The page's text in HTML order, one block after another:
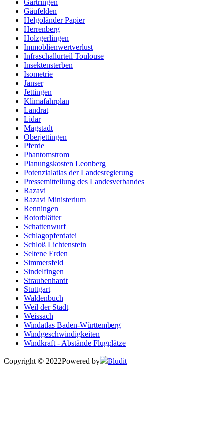
Gärtringen
Gäufelden
Helgoländer Papier
Herrenberg
Holzgerlingen
Immoblienwertverlust
Infraschallurteil Toulouse
Insektensterben
Isometrie
Janser
Jettingen
Klimafahrplan
Landrat
Lidar
Magstadt
Oberjettingen
Pferde
Phantomstrom
Planungskosten Leonberg
Potenzialatlas der Landesregierung
Pressemitteilung des Landesverbandes
Razavi
Razavi Ministerium
Renningen
Rotorblätter
Schattenwurf
Schlagopferdatei
Schloß Lichtenstein
Seltene Erden
Simmersfeld
Sindelfingen
Straubenhardt
Stuttgart
Waldenbuch
Weil der Stadt
Weissach
Windatlas Baden-Württemberg
Windgeschwindigkeiten
Windkraft - Abstände Flugplätze
Copyright © 2022Powered by Bludit